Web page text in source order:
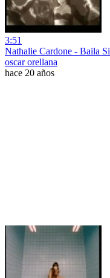
3:51
Nathalie Cardone - Baila Si
oscar orellana
hace 20 años